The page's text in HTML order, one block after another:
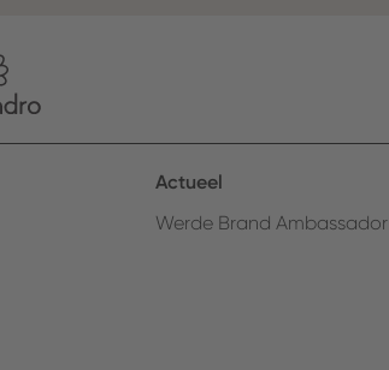
Actueel
Werde Brand Ambassador